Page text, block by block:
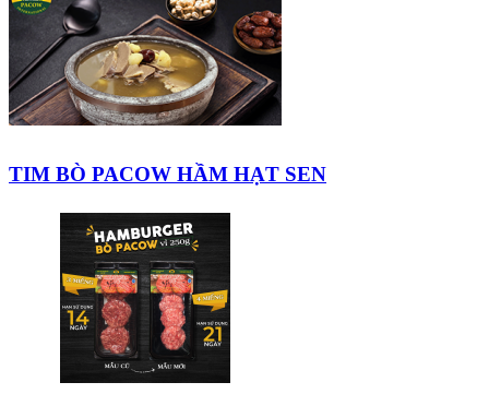
TIM BÒ PACOW HẦM HẠT SEN